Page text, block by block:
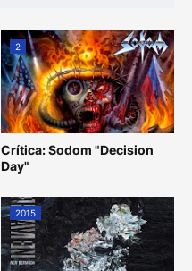
2
Crítica: Sodom "Decision
Day"
2015